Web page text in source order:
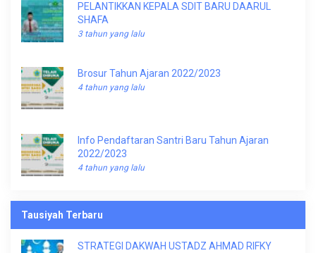
PELANTIKKAN KEPALA SDIT BARU DAARUL
SHAFA
3 tahun yang lalu
Brosur Tahun Ajaran 2022/2023
4 tahun yang lalu
Info Pendaftaran Santri Baru Tahun Ajaran
2022/2023
4 tahun yang lalu
Tausiyah Terbaru
STRATEGI DAKWAH USTADZ AHMAD RIFKY